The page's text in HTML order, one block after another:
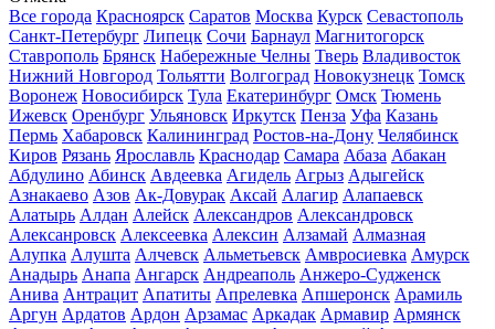
Все города Красноярск Саратов Москва Курск Севастополь
Санкт-Петербург Липецк Сочи Барнаул Магнитогорск
Ставрополь Брянск Набережные Челны Тверь Владивосток
Нижний Новгород Тольятти Волгоград Новокузнецк Томск
Воронеж Новосибирск Тула Екатеринбург Омск Тюмень
Ижевск Оренбург Ульяновск Иркутск Пенза Уфа Казань
Пермь Хабаровск Калининград Ростов-на-Дону Челябинск
Киров Рязань Ярославль Краснодар Самара Абаза Абакан
Абдулино Абинск Авдеевка Агидель Агрыз Адыгейск
Азнакаево Азов Ак-Довурак Аксай Алагир Алапаевск
Алатырь Алдан Алейск Александров Александровск
Алексанровск Алексеевка Алексин Алзамай Алмазная
Алупка Алушта Алчевск Альметьевск Амвросиевка Амурск
Анадырь Анапа Ангарск Андреаполь Анжеро-Судженск
Анива Антрацит Апатиты Апрелевка Апшеронск Арамиль
Аргун Ардатов Ардон Арзамас Аркадак Армавир Армянск